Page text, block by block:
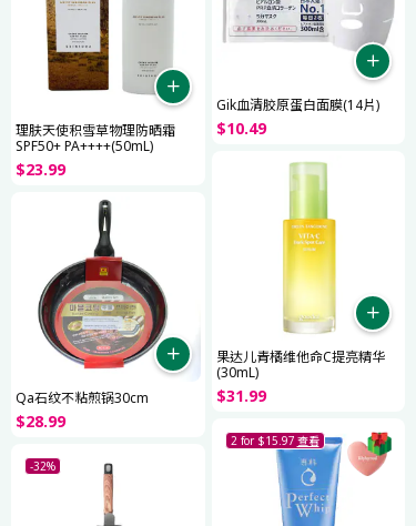
Gik血清胶原蛋白面膜(14片)
$10.49
理肤天使积雪草物理防晒霜
SPF50+ PA++++(50mL)
$23.99
果达儿青橘维他命C提亮精华
(30mL)
$31.99
Qa石纹不粘煎锅30cm
$28.99
2 for $15.97 查看
-32%